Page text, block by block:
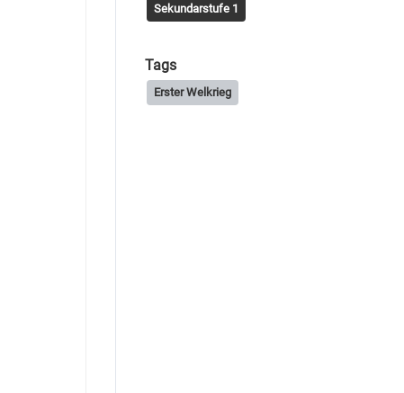
Sekundarstufe 1
Tags
Erster Welkrieg